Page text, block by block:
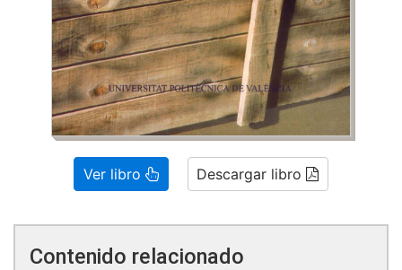
Ver libro Descargar libro
Contenido relacionado